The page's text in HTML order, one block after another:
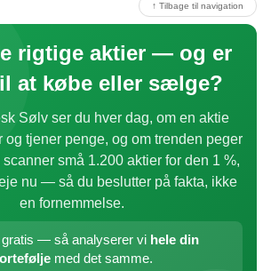
↑ Tilbage til navigation
rigtige aktier — og er
at købe eller sælge?
Sølv ser du hver dag, om en aktie
og tjener penge, og om trenden peger
små 1.200 aktier for den 1 %,
nu — så du beslutter på fakta, ikke
en fornemmelse.
gratis — så analyserer vi hele din
med det samme.